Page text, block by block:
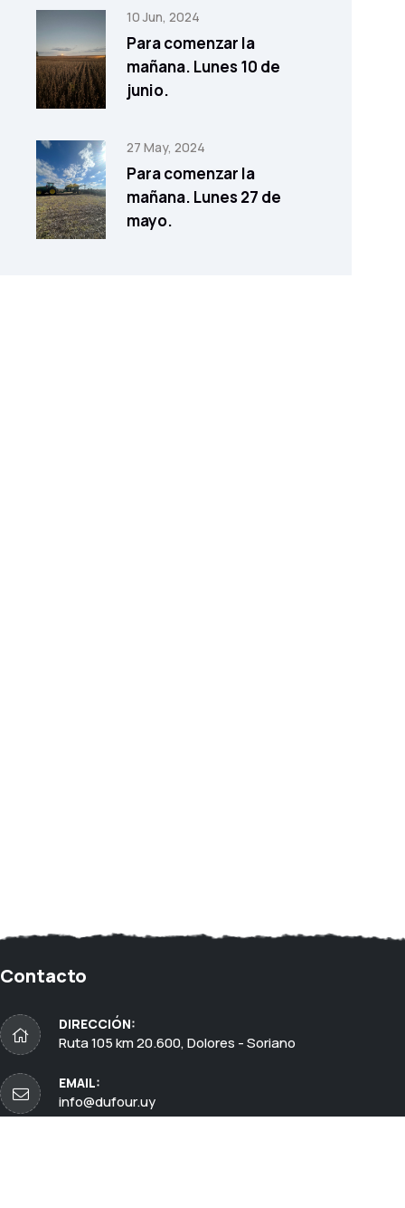
10 Jun, 2024
Para comenzar la
mañana. Lunes 10 de
junio.
27 May, 2024
Para comenzar la
mañana. Lunes 27 de
mayo.
Contacto
DIRECCIÓN:
Ruta 105 km 20.600, Dolores - Soriano
EMAIL:
info@dufour.uy